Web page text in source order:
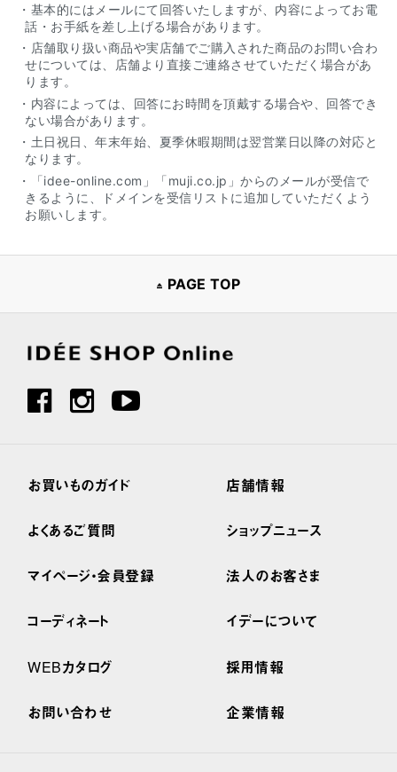
・基本的にはメールにて回答いたしますが、内容によってお電
話・お手紙を差し上げる場合があります。
・店舗取り扱い商品や実店舗でご購入された商品のお問い合わ
せについては、店舗より直接ご連絡させていただく場合があ
ります。
・内容によっては、回答にお時間を頂戴する場合や、回答でき
ない場合があります。
・土日祝日、年末年始、夏季休暇期間は翌営業日以降の対応と
なります。
・「idee-online.com」「muji.co.jp」からのメールが受信で
きるように、ドメインを受信リストに追加していただくよう
お願いします。
PAGE TOP
お買いものガイド
よくあるご質問
マイページ・会員登録
コーディネート
WEBカタログ
お問い合わせ
店舗情報
ショップニュース
法人のお客さま
イデーについて
採用情報
企業情報